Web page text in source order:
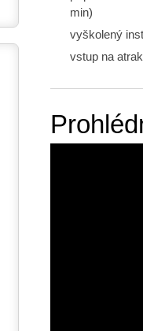
min)
vyškolený
vstup na